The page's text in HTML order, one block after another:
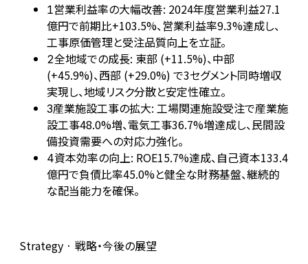
1営業利益率の大幅改善: 2024年度営業利益27.1
億円で前期比+103.5%、営業利益率9.3%達成し、
工事原価管理と受注品質向上を立証。
2全地域での成長: 東部 (+11.5%)、中部
(+45.9%)、西部 (+29.0%) で3セグメント同時増収
実現し、地域リスク分散と安定性確立。
3産業施設工事の拡大: 工場関連施設受注で産業施
設工事48.0%増、電気工事36.7%増達成し、民間設
備投資需要への対応力強化。
4資本効率の向上: ROE15.7%達成、自己資本133.4
億円で負債比率45.0%と健全な財務基盤、継続的
な配当能力を確保。
Strategy · 戦略・今後の展望